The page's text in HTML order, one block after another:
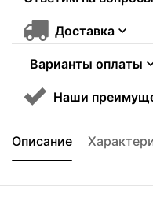
Доставка
Варианты оплаты
Наши
Описание